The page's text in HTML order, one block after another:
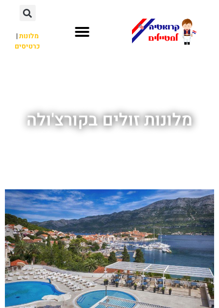
מלונות|
כרטיסים
מלונות זולים בקורצ'ולה